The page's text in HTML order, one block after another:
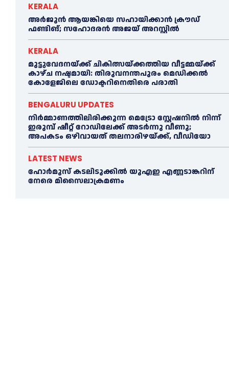
KERALA
അര്‍ജുന്‍ ആയങ്കിയെ സഹായിക്കാൻ ക്രൗഡ്
ഫണ്ടിങ്; സഹോദരന്‍ അജയ് അറസ്റ്റില്‍
KERALA
മുട്ടുവേദനയ്ക്ക് ചികിത്സയ്ക്കത്തിയ വീട്ടമ്മയ്ക്ക്
കാഴ്ച നഷ്ടമായി: തിരുവനന്തപുരം മെഡിക്കല്‍
കോളേജിലെ ഡോക്ടറിനെതിരെ പരാതി
BENGALURU UPDATES
നിർമ്മാണത്തിലിരിക്കുന്ന മെട്രോ സ്റ്റേഷനിൽ നിന്ന്
ഇരുമ്പ് ഷീറ്റ് റോഡിലേക്ക് അടർന്നു വീണു;
അപകടം ഒഴിവായത് തലനാരിഴയ്ക്ക്, വീഡിയോ
LATEST NEWS
ഹോര്‍മുസ് കടലിടുക്കില്‍ യുഎഇ എണ്ണടാങ്കറിന്
നേരെ മിസൈലാക്രമണം